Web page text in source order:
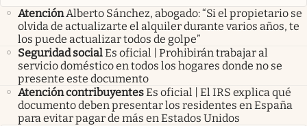
AtenciónAlberto Sánchez, abogado: “Si el propietario se
olvida de actualizarte el alquiler durante varios años, te
los puede actualizar todos de golpe”
Seguridad socialEs oficial | Prohibirán trabajar al
servicio doméstico en todos los hogares donde no se
presente este documento
Atención contribuyentesEs oficial | El IRS explica qué
documento deben presentar los residentes en España
para evitar pagar de más en Estados Unidos